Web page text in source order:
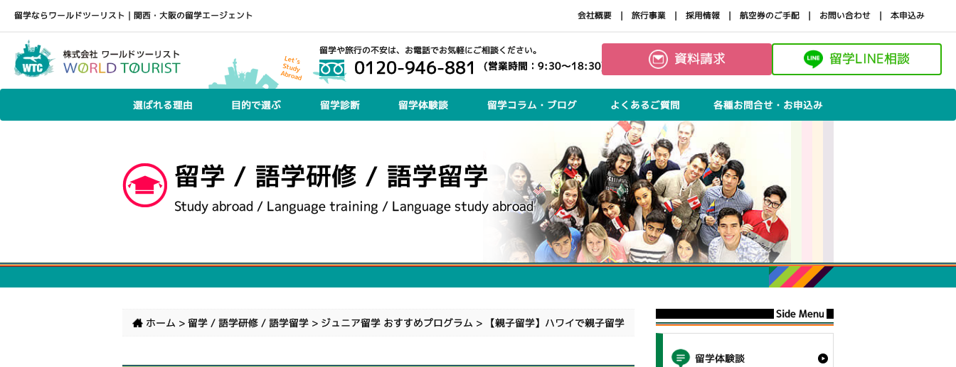
留学ならワールドツーリスト｜関西・大阪の留学エージェント 会社概要 旅行事業 採用情報 航空券のご手配 お問い合わせ 本申込み
留学や旅行の不安は、お電話でお気軽にご相談ください。
0120-946-881 (営業時間：9:30～18:30) 資料請求 留学LINE相談
選ばれる理由 目的で選ぶ 留学診断 留学体験談 留学コラム・ブログ よくあるご質問 各種お問合せ・お申込み
留学 / 語学研修 / 語学留学
Study abroad / Language training / Language study abroad
ホーム > 留学 / 語学研修 / 語学留学> ジュニア留学 おすすめプログラム > 【親子留学】ハワイで親子留学
Side Menu
留学体験談